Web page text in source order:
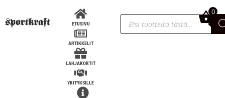
ETUSIVU
ARTIKKELIT
LAHJAKORTIT
YRITYKSILLE
0,00€
0